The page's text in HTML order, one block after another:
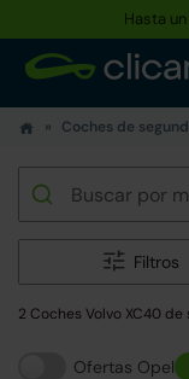
Hasta
Coches de
Filtros
2 Coches Volvo XC40
Ofertas Opel